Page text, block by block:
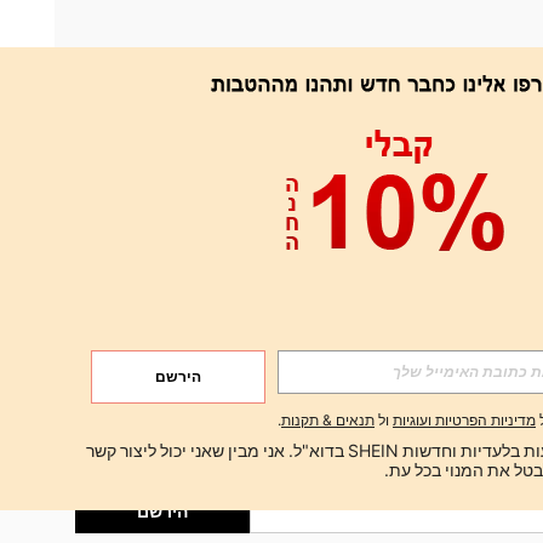
אפליקציה
הירשם
הירשם
הירשם
הירשם
מדיניות הפרטיות ועוגיות ול תנאים & תקנות.
ברצוני לקבל הצעות בלעדיות וחדשות SHEIN בדוא"ל. אני מבין שאני יכול ליצור קשר